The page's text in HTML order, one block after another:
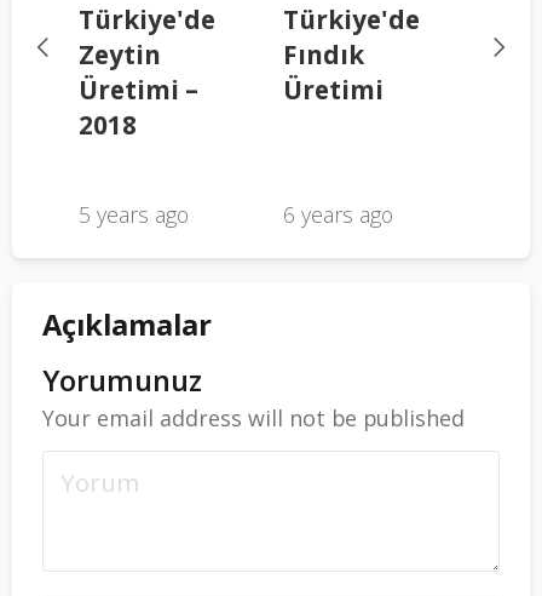
Türkiye'de
Zeytin
Üretimi –
2018
5 years ago
Türkiye'de
Fındık
Üretimi
6 years ago
Açıklamalar
Yorumunuz
Your email address will not be published